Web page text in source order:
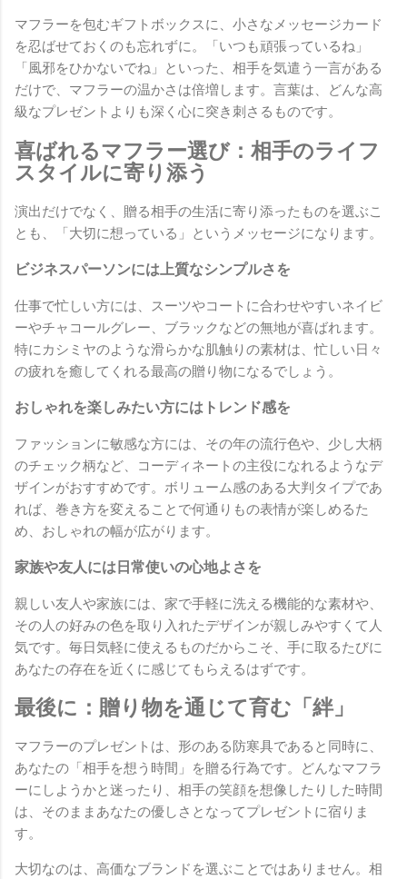
マフラーを包むギフトボックスに、小さなメッセージカード
を忍ばせておくのも忘れずに。「いつも頑張っているね」
「風邪をひかないでね」といった、相手を気遣う一言がある
だけで、マフラーの温かさは倍増します。言葉は、どんな高
級なプレゼントよりも深く心に突き刺さるものです。
喜ばれるマフラー選び：相手のライフ
スタイルに寄り添う
演出だけでなく、贈る相手の生活に寄り添ったものを選ぶこ
とも、「大切に想っている」というメッセージになります。
ビジネスパーソンには上質なシンプルさを
仕事で忙しい方には、スーツやコートに合わせやすいネイビ
ーやチャコールグレー、ブラックなどの無地が喜ばれます。
特にカシミヤのような滑らかな肌触りの素材は、忙しい日々
の疲れを癒してくれる最高の贈り物になるでしょう。
おしゃれを楽しみたい方にはトレンド感を
ファッションに敏感な方には、その年の流行色や、少し大柄
のチェック柄など、コーディネートの主役になれるようなデ
ザインがおすすめです。ボリューム感のある大判タイプであ
れば、巻き方を変えることで何通りもの表情が楽しめるた
め、おしゃれの幅が広がります。
家族や友人には日常使いの心地よさを
親しい友人や家族には、家で手軽に洗える機能的な素材や、
その人の好みの色を取り入れたデザインが親しみやすくて人
気です。毎日気軽に使えるものだからこそ、手に取るたびに
あなたの存在を近くに感じてもらえるはずです。
最後に：贈り物を通じて育む「絆」
マフラーのプレゼントは、形のある防寒具であると同時に、
あなたの「相手を想う時間」を贈る行為です。どんなマフラ
ーにしようかと迷ったり、相手の笑顔を想像したりした時間
は、そのままあなたの優しさとなってプレゼントに宿りま
す。
大切なのは、高価なブランドを選ぶことではありません。相